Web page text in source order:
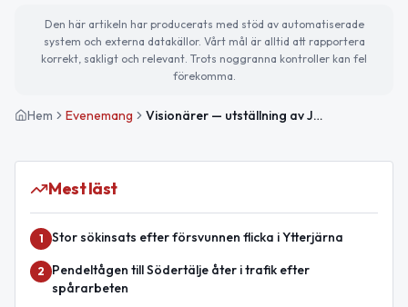
Den här artikeln har producerats med stöd av automatiserade
system och externa datakällor. Vårt mål är alltid att rapportera
korrekt, sakligt och relevant. Trots noggranna kontroller kan fel
förekomma.
Hem Evenemang Visionärer — utställning av Jan Manker
Mest läst
1 Stor sökinsats efter försvunnen flicka i Ytterjärna
2
Pendeltågen till Södertälje åter i trafik efter
spårarbeten